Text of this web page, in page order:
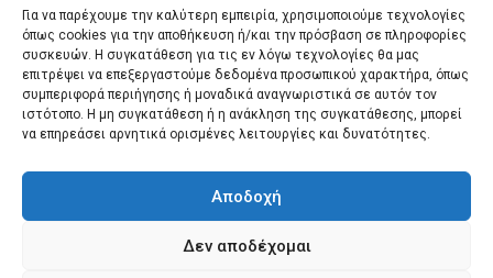
Για να παρέχουμε την καλύτερη εμπειρία, χρησιμοποιούμε τεχνολογίες
όπως cookies για την αποθήκευση ή/και την πρόσβαση σε πληροφορίες
συσκευών. Η συγκατάθεση για τις εν λόγω τεχνολογίες θα μας
επιτρέψει να επεξεργαστούμε δεδομένα προσωπικού χαρακτήρα, όπως
συμπεριφορά περιήγησης ή μοναδικά αναγνωριστικά σε αυτόν τον
ιστότοπο. Η μη συγκατάθεση ή η ανάκληση της συγκατάθεσης, μπορεί
να επηρεάσει αρνητικά ορισμένες λειτουργίες και δυνατότητες.
Αποδοχή
Δεν αποδέχομαι
Αρχική Νέα του Συλλόγου Θέματα e-Magazino
Πολιτική Cookies (ΕΕ)